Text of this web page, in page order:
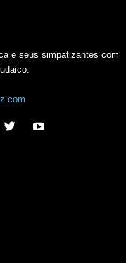
e seus simpatizantes com